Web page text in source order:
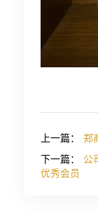
上一篇：
郑
下一篇：
公
优秀会员